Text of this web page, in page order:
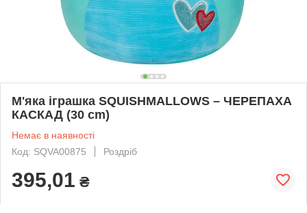
М'яка іграшка SQUISHMALLOWS – ЧЕРЕПАХА
КАСКАД (30 cm)
Немає в наявності
Код: SQVA00875
Роздріб
395,01 ₴